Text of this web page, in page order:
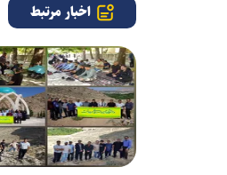
اخبار مرتبط